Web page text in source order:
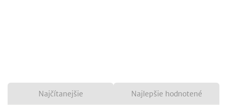
Najčítanejšie Najlepšie hodnotené